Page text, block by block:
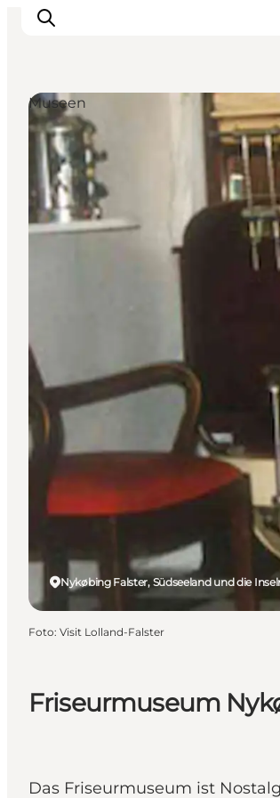
Natur und Outdoor
Familienurlaub
Kultur
Gastronomie
Friseurmuseum
Das Friseurmuseum ist
Nykøbing Falster, Südseeland und die
Museen
Foto: Visit Lolland-Falster